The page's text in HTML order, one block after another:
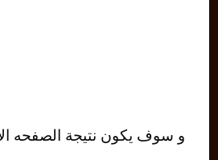
و سوف يكون نتيجة الصفحه